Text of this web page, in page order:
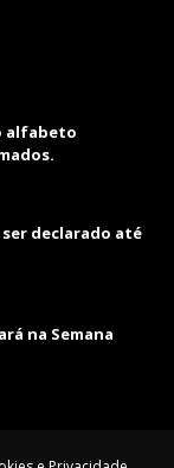
alfabeto
ser declarado até
na Semana